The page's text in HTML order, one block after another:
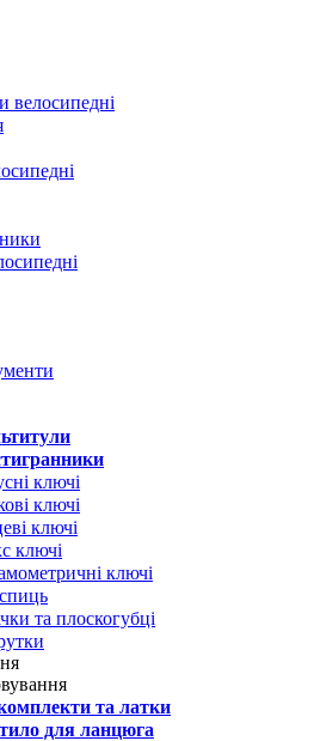
велосипедні
ключі
ключі
ключі
ключі
ключі
та плоскогубці
та латки
для ланцюга